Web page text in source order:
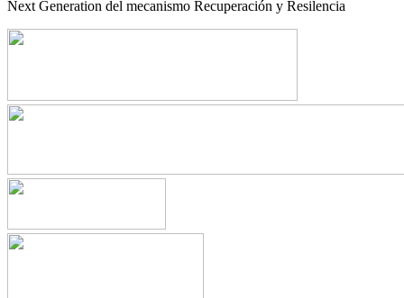
Next Generation del mecanismo Recuperación y Resilencia